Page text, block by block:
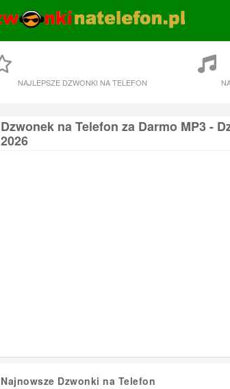
NAJLEPSZE DZWONKI NA TELEFON
Dzwonek na Telefon za Darmo MP3 -
2026
Najnowsze Dzwonki na Telefon